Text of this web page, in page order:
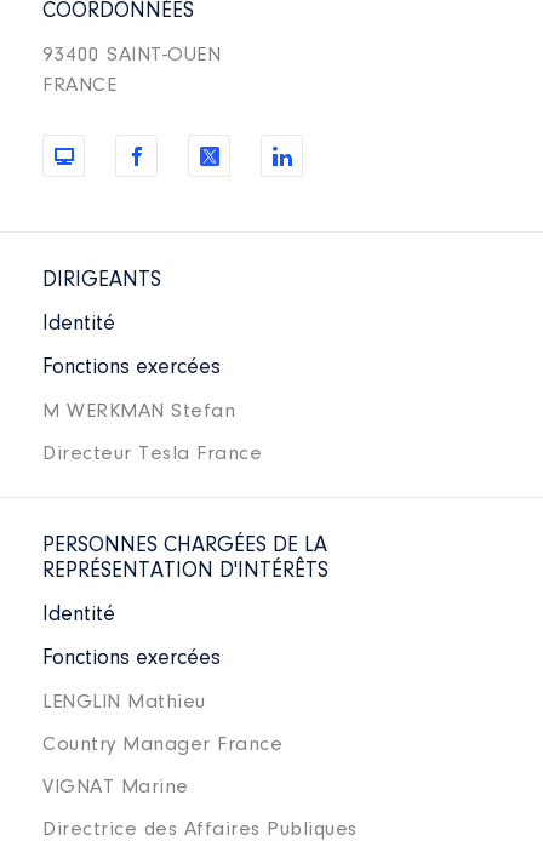
COORDONNÉES
93400 SAINT-OUEN
FRANCE
DIRIGEANTS
Identité
Fonctions exercées
M WERKMAN Stefan
Directeur Tesla France
PERSONNES CHARGÉES DE LA
REPRÉSENTATION D'INTÉRÊTS
Identité
Fonctions exercées
LENGLIN Mathieu
Country Manager France
VIGNAT Marine
Directrice des Affaires Publiques